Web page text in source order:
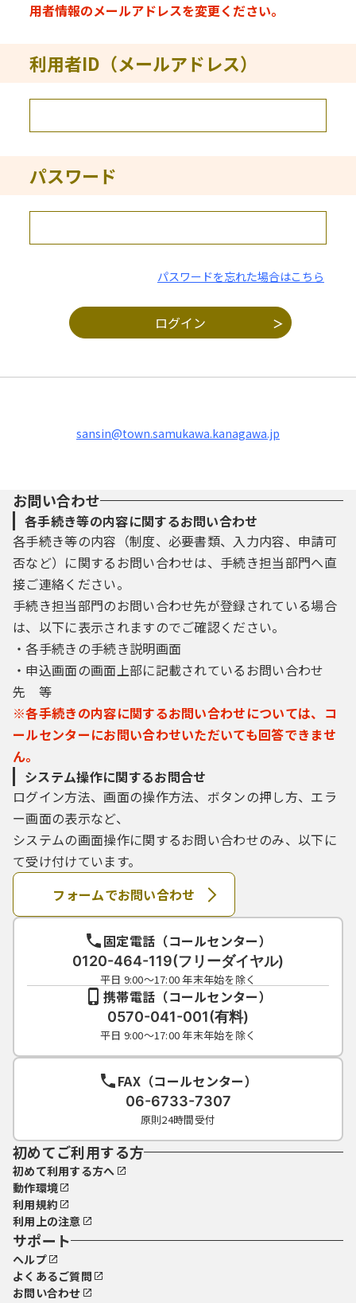
用者情報のメールアドレスを変更ください。
利用者ID（メールアドレス）
パスワード
パスワードを忘れた場合はこちら
sansin@town.samukawa.kanagawa.jp
お問い合わせ
各手続き等の内容に関するお問い合わせ
各手続き等の内容（制度、必要書類、入力内容、申請可
否など）に関するお問い合わせは、手続き担当部門へ直
接ご連絡ください。
手続き担当部門のお問い合わせ先が登録されている場合
は、以下に表示されますのでご確認ください。
・各手続きの手続き説明画面
・申込画面の画面上部に記載されているお問い合わせ
先 等
※各手続きの内容に関するお問い合わせについては、コ
ールセンターにお問い合わせいただいても回答できませ
ん。
システム操作に関するお問合せ
ログイン方法、画面の操作方法、ボタンの押し方、エラ
ー画面の表示など、
システムの画面操作に関するお問い合わせのみ、以下に
て受け付けています。
フォームでお問い合わせ
固定電話（コールセンター）
0120-464-119(フリーダイヤル)
平日 9:00～17:00 年末年始を除く
携帯電話（コールセンター）
0570-041-001(有料)
平日 9:00～17:00 年末年始を除く
FAX（コールセンター）
06-6733-7307
原則24時間受付
初めてご利用する方
初めて利用する方へ
動作環境
利用規約
利用上の注意
サポート
ヘルプ
よくあるご質問
お問い合わせ